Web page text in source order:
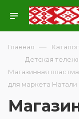
Главная — Каталог
— Детская
Магазинная
для маркета Натали